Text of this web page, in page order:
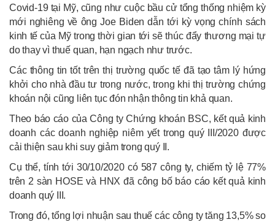
Covid-19 tại Mỹ, cũng như cuộc bầu cử tổng thống nhiệm kỳ
mới nghiêng về ông Joe Biden dẫn tới kỳ vọng chính sách
kinh tế của Mỹ trong thời gian tới sẽ thúc đẩy thương mại tự
do thay vì thuế quan, hạn ngạch như trước.
Các thông tin tốt trên thị trường quốc tế đã tạo tâm lý hứng
khởi cho nhà đầu tư trong nước, trong khi thị trường chứng
khoán nội cũng liên tục đón nhận thông tin khả quan.
Theo báo cáo của Công ty Chứng khoán BSC, kết quả kinh
doanh các doanh nghiệp niêm yết trong quý III/2020 được
cải thiện sau khi suy giảm trong quý II.
Cụ thể, tính tới 30/10/2020 có 587 công ty, chiếm tỷ lệ 77%
trên 2 sàn HOSE và HNX đã công bố báo cáo kết quả kinh
doanh quý III.
Trong đó, tổng lợi nhuận sau thuế các công ty tăng 13,5% so